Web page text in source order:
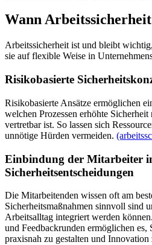
Wann
Arbeitssicherheit ist und bleibt
sie auf flexible Weise in
Risikobasierte
Risikobasierte Ansätze ermöglichen
welchen Prozessen erhöhte
vertretbar ist. So lassen sich
unnötige Hürden vermeiden.
Einbindung der Mitarbeiter
Sicherheitsentscheidungen
Die Mitarbeitenden wissen oft am
Sicherheitsmaßnahmen sinnvoll sind
Arbeitsalltag integriert werden
und Feedbackrunden ermöglichen es,
praxisnah zu gestalten und Innovation